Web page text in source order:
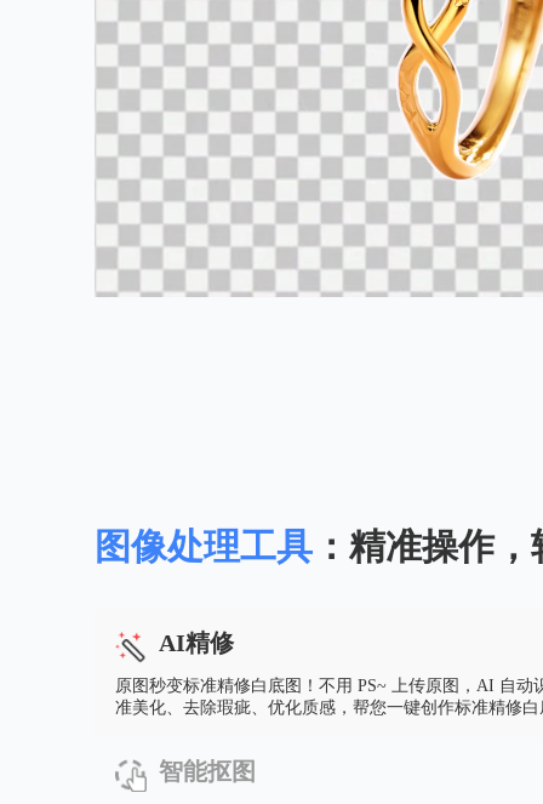
图像处理工具：精准操作，
AI精修
原图秒变标准精修白底图！不用 PS~ 上传原图，AI 自动
准美化、去除瑕疵、优化质感，帮您一键创作标准精修白
智能抠图